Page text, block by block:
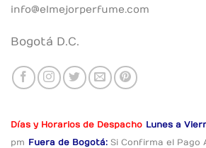
info@elmejorperfume.com
Bogotá D.C.
Días y Horarios de Despacho Lunes a
pm Fuera de Bogotá: Si Confirma el Pago